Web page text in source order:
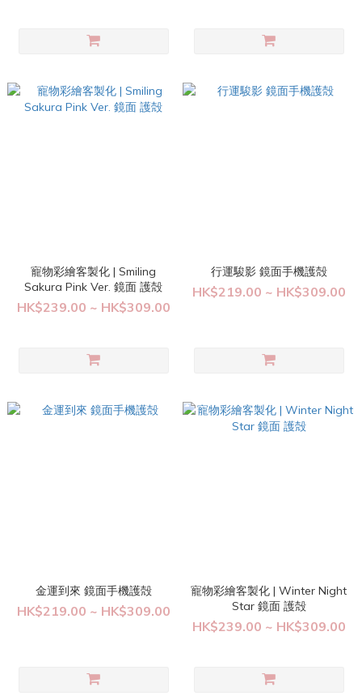
寵物彩繪客製化 | Smiling
Sakura Pink Ver. 鏡面 護殻
HK$239.00 ~ HK$309.00
行運駿影 鏡面手機護殻
HK$219.00 ~ HK$309.00
金運到來 鏡面手機護殻
HK$219.00 ~ HK$309.00
寵物彩繪客製化 | Winter Night
Star 鏡面 護殻
HK$239.00 ~ HK$309.00